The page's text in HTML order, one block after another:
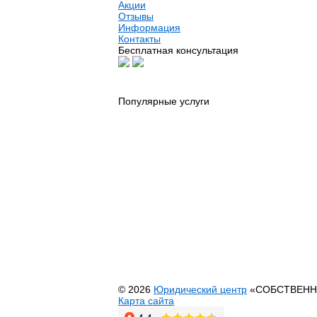
Акции
Отзывы
Информация
Контакты
Бесплатная консультация
Популярные услуги
© 2026 Юридический центр
Карта сайта